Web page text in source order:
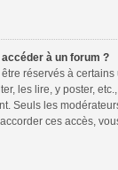
à un forum ?
réservés à certains
les lire, y poster,
Seuls les
ces accès,